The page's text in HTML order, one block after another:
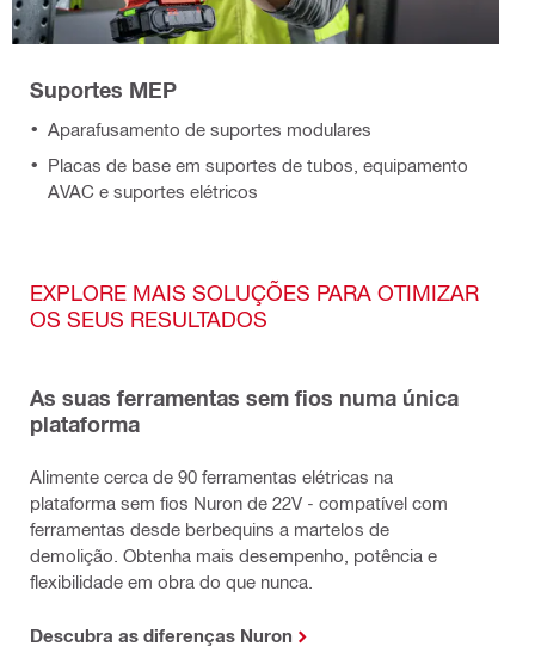
Suportes MEP
Aparafusamento de suportes modulares
Placas de base em suportes de tubos, equipamento
AVAC e suportes elétricos
EXPLORE MAIS SOLUÇÕES PARA OTIMIZAR
OS SEUS RESULTADOS
As suas ferramentas sem fios numa única
plataforma
Alimente cerca de 90 ferramentas elétricas na
plataforma sem fios Nuron de 22V - compatível com
ferramentas desde berbequins a martelos de
demolição. Obtenha mais desempenho, potência e
flexibilidade em obra do que nunca.
Descubra as diferenças Nuron